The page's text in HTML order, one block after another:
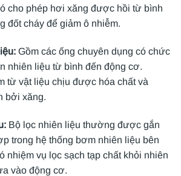
cho phép hơi xăng được hồi từ bình
đốt cháy để giảm ô nhiễm.
Gồm các ống chuyên dụng có chức
nhiên liệu từ bình đến động cơ.
từ vật liệu chịu được hóa chất và
bởi xăng.
Bộ lọc nhiên liệu thường được gắn
trong hệ thống bơm nhiên liệu bên
nhiệm vụ lọc sạch tạp chất khỏi nhiên
vào động cơ.